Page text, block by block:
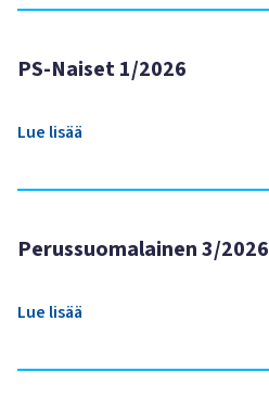
PS-Naiset 1/2026
Lue lisää
Perussuomalainen 3/2026
Lue lisää